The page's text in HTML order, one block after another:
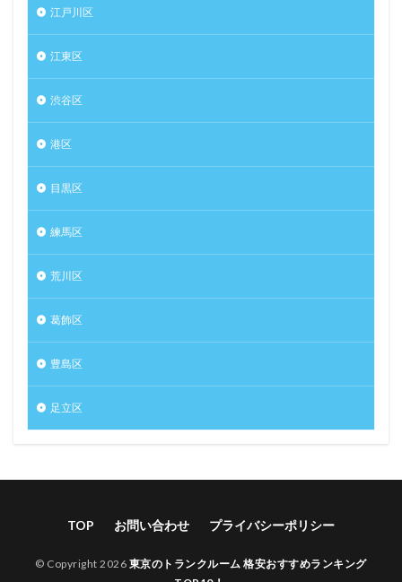
江戸川区
江東区
渋谷区
港区
目黒区
練馬区
荒川区
葛飾区
豊島区
足立区
TOP お問い合わせ プライバシーポリシー
© Copyright 2026 東京のトランクルーム 格安おすすめランキング